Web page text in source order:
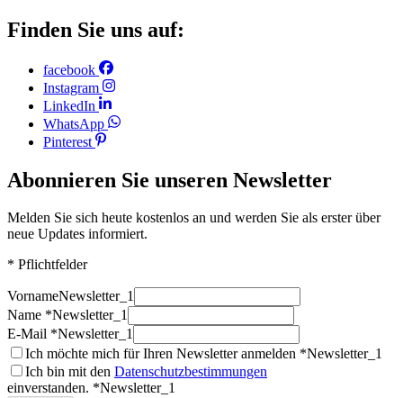
Finden Sie uns auf:
facebook
Instagram
LinkedIn
WhatsApp
Pinterest
Abonnieren Sie unseren Newsletter
Melden Sie sich heute kostenlos an und werden Sie als erster über
neue Updates informiert.
* Pflichtfelder
VornameNewsletter_1
Name *Newsletter_1
E-Mail *Newsletter_1
Ich möchte mich für Ihren Newsletter anmelden *Newsletter_1
Ich bin mit den Datenschutzbestimmungen
einverstanden. *Newsletter_1